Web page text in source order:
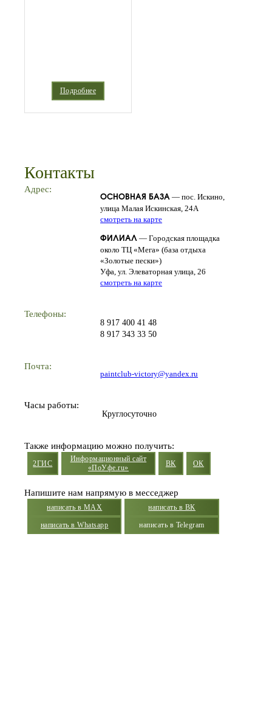
Подробнее
Контакты
Адрес:
ОСНОВНАЯ БАЗА — пос. Искино,
улица Малая Искинская, 24А
смотреть на карте
ФИЛИАЛ — Городская площадка
около ТЦ «Мега» (база отдыха
«Золотые пески»)
Уфа, ул. Элеваторная улица, 26
смотреть на карте
Телефоны:
8 917 400 41 48
8 917 343 33 50
Почта:
paintclub-victory@yandex.ru
Часы работы:
Круглосуточно
Также информацию можно получить:
2ГИС
Информационный сайт
«ПоУфе.ru»
ВК ОК
Напишите нам напрямую в месседжер
написать в MAX написать в ВК
написать в Whatsapp написать в Telegram